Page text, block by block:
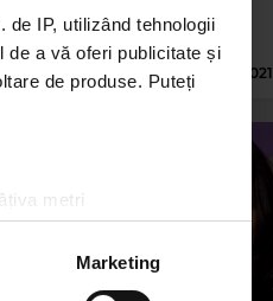
IP, utilizând tehnologii
de a vă oferi publicitate și
de produse. Puteți
metri
la
secțiunea cu detalii
Marketing
LUNI, 6 DECEMBRIE 2021